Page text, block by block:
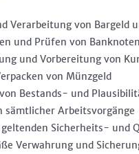
Verarbeitung von Bargeld
und Prüfen von
und Vorbereitung von
von Münzgeld
Bestands- und
sämtlicher Arbeitsvorgänge
Sicherheits- und
Verwahrung und